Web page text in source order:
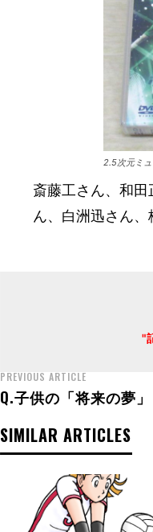
2.5次元ミ
斎藤工さん、和
ん、白洲迅さん
"
PREVIOUS ARTICLE
Q.子供の「将来の夢」
SIMILAR ARTICLES